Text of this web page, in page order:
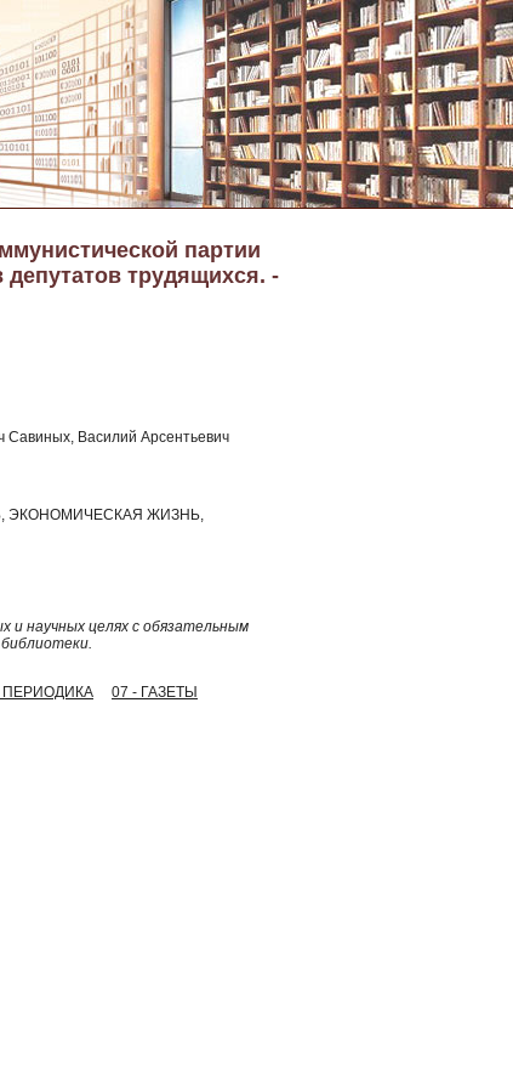
партии
депутатов трудящихся. -
Савиных, Василий Арсентьевич
ЭКОНОМИЧЕСКАЯ ЖИЗНЬ,
и научных целях с обязательным
ПЕРИОДИКА
07 - ГАЗЕТЫ